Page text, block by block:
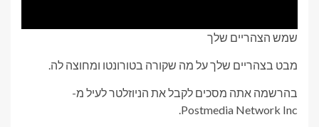
שמש הצהריים שלך
מבט בצהריים שלך על מה שקורה בטורונטו ומחוצה לה.
בהרשמה אתה מסכים לקבל את הניוזלטר לעיל מ-
Postmedia Network Inc.